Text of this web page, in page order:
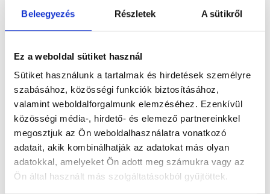
Beleegyezés Részletek A sütikről
Ez a weboldal sütiket használ
Sütiket használunk a tartalmak és hirdetések személyre
szabásához, közösségi funkciók biztosításához,
valamint weboldalforgalmunk elemzéséhez. Ezenkívül
közösségi média-, hirdető- és elemező partnereinkkel
megosztjuk az Ön weboldalhasználatra vonatkozó
adatait, akik kombinálhatják az adatokat más olyan
adatokkal, amelyeket Ön adott meg számukra vagy az
Ön által használt más szolgáltatásokból gyűjtöttek.
Foglalj időpontot
Főoldal Orvosok Gyógytornász
Gyógytornász, Budapest, I. kerület Makkai Brigitta